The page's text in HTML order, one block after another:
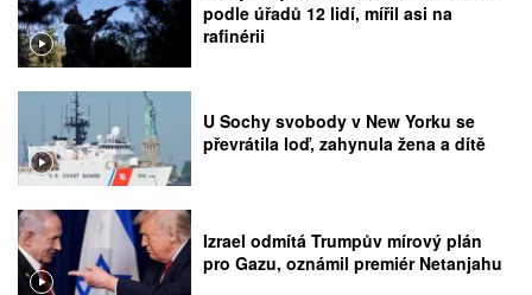
podle úřadů 12 lidí, mířil asi na
rafinérii
U Sochy svobody v New Yorku se
převrátila loď, zahynula žena a dítě
Izrael odmítá Trumpův mírový plán
pro Gazu, oznámil premiér Netanjahu